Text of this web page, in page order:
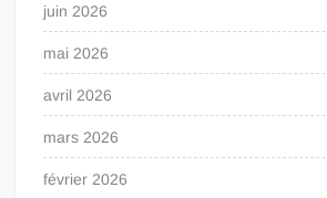
juin 2026
mai 2026
avril 2026
mars 2026
février 2026